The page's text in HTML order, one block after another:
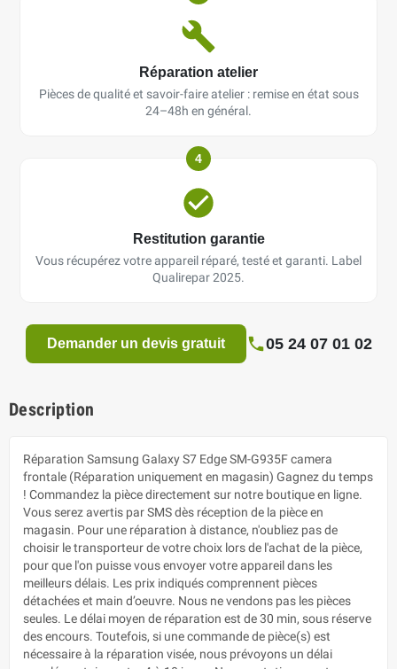
Réparation atelier
Pièces de qualité et savoir-faire atelier : remise en état sous
24–48h en général.
4
Restitution garantie
Vous récupérez votre appareil réparé, testé et garanti. Label
Qualirepar 2025.
Demander un devis gratuit 05 24 07 01 02
Description
Réparation Samsung Galaxy S7 Edge SM-G935F camera
frontale (Réparation uniquement en magasin) Gagnez du temps
! Commandez la pièce directement sur notre boutique en ligne.
Vous serez avertis par SMS dès réception de la pièce en
magasin. Pour une réparation à distance, n'oubliez pas de
choisir le transporteur de votre choix lors de l'achat de la pièce,
pour que l'on puisse vous envoyer votre appareil dans les
meilleurs délais. Les prix indiqués comprennent pièces
détachées et main d’oeuvre. Nous ne vendons pas les pièces
seules. Le délai moyen de réparation est de 30 min, sous réserve
des encours. Toutefois, si une commande de pièce(s) est
nécessaire à la réparation visée, nous prévoyons un délai